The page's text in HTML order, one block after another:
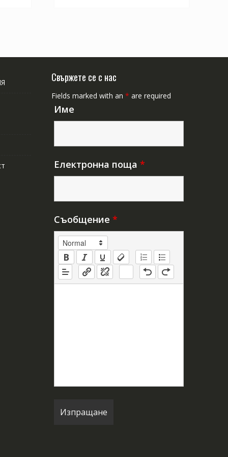
Свържете се с нас
Fields marked with an * are required
Име
Електронна поща *
Съобщение *